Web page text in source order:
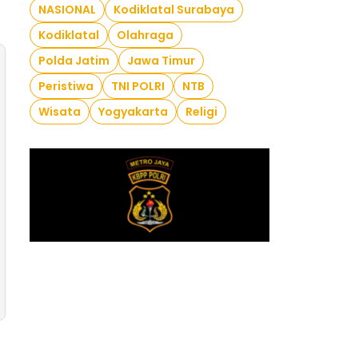
NASIONAL
Kodiklatal Surabaya
Kodiklatal
Olahraga
Polda Jatim
Jawa Timur
Peristiwa
TNI POLRI
NTB
Wisata
Yogyakarta Religi